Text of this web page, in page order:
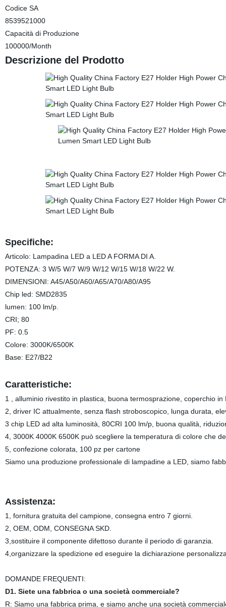
Codice SA
8539521000
Capacità di Produzione
100000/Month
Descrizione del Prodotto
Specifiche:
Articolo: Lampadina LED a LED A FORMA DI A.
POTENZA: 3 W/5 W/7 W/9 W/12 W/15 W/18 W/22 W.
DIMENSIONI: A45/A50/A60/A65/A70/A80/A95
Chip led: SMD2835
lumen: 100 lm/p.
CRI; 80
PF: 0.5
Colore: 3000K/6500K
Base: E27/B22
Caratteristiche:
1 , alluminio rivestito in plastica, buona termosprazione, coperchio
2, driver IC attualmente, senza flash stroboscopico, lunga durata,
3 chip LED ad alta luminosità, 80CRI 100 lm/p, buona qualità,
4, 3000K 4000K 6500K può scegliere la temperatura di colore che
5, confezione colorata, 100 pz per cartone
Siamo una produzione professionale di lampadine a LED, siamo
Assistenza:
1, fornitura gratuita del campione, consegna entro 7 giorni.
2, OEM, ODM, CONSEGNA SKD.
3,sostituire il componente difettoso durante il periodo di garanzia.
4,organizzare la spedizione ed eseguire la dichiarazione
DOMANDE FREQUENTI:
D1. Siete una fabbrica o una società commerciale?
R: Siamo una fabbrica prima, e siamo anche una società